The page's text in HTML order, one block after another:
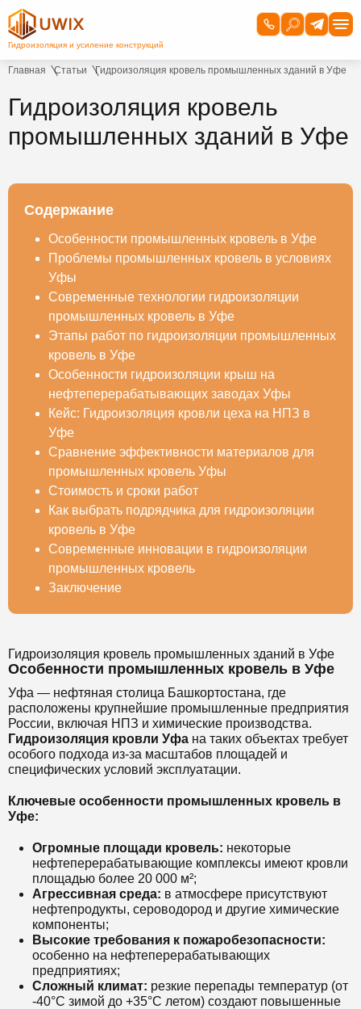
Главная Статьи Гидроизоляция кровель промышленных зданий в Уфе
Гидроизоляция кровель
промышленных зданий в Уфе
Содержание
Особенности промышленных кровель в Уфе
Проблемы промышленных кровель в условиях
Уфы
Современные технологии гидроизоляции
промышленных кровель в Уфе
Этапы работ по гидроизоляции промышленных
кровель в Уфе
Особенности гидроизоляции крыш на
нефтеперерабатывающих заводах Уфы
Кейс: Гидроизоляция кровли цеха на НПЗ в
Уфе
Сравнение эффективности материалов для
промышленных кровель Уфы
Стоимость и сроки работ
Как выбрать подрядчика для гидроизоляции
кровель в Уфе
Современные инновации в гидроизоляции
промышленных кровель
Заключение
Гидроизоляция кровель промышленных зданий в Уфе
Особенности промышленных кровель в Уфе
Уфа — нефтяная столица Башкортостана, где
расположены крупнейшие промышленные предприятия
России, включая НПЗ и химические производства.
Гидроизоляция кровли Уфа на таких объектах требует
особого подхода из-за масштабов площадей и
специфических условий эксплуатации.
Ключевые особенности промышленных кровель в
Уфе:
Огромные площади кровель: некоторые
нефтеперерабатывающие комплексы имеют кровли
площадью более 20 000 м²;
Агрессивная среда: в атмосфере присутствуют
нефтепродукты, сероводород и другие химические
компоненты;
Высокие требования к пожаробезопасности:
особенно на нефтеперерабатывающих
предприятиях;
Сложный климат: резкие перепады температур (от
-40°C зимой до +35°C летом) создают повышенные